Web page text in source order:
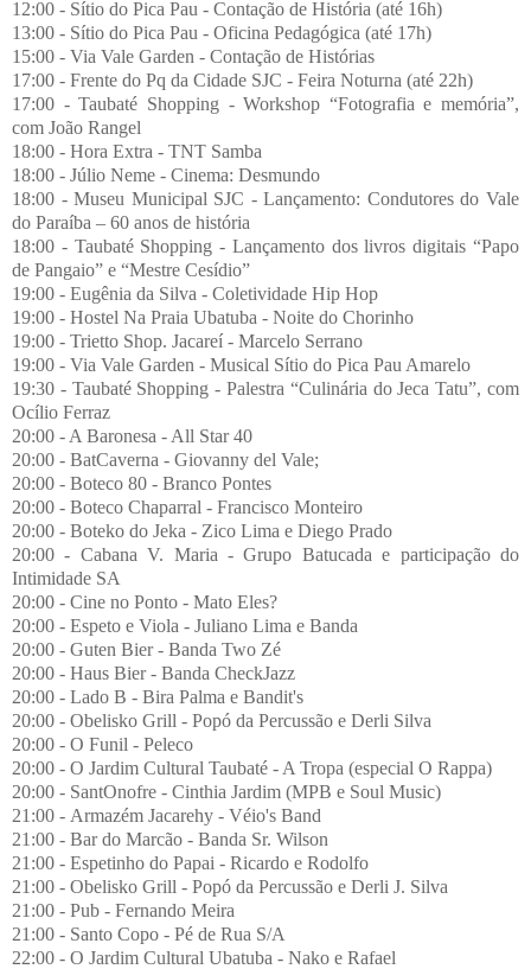
12:00 - Sítio do Pica Pau - Contação de História (até 16h)
13:00 - Sítio do Pica Pau - Oficina Pedagógica (até 17h)
15:00 - Via Vale Garden - Contação de Histórias
17:00 - Frente do Pq da Cidade SJC - Feira Noturna (até 22h)
17:00 - Taubaté Shopping - Workshop “Fotografia e memória”,
com João Rangel
18:00 - Hora Extra - TNT Samba
18:00 - Júlio Neme - Cinema: Desmundo
18:00 - Museu Municipal SJC - Lançamento: Condutores do Vale
do Paraíba – 60 anos de história
18:00 - Taubaté Shopping - Lançamento dos livros digitais “Papo
de Pangaio” e “Mestre Cesídio”
19:00 - Eugênia da Silva - Coletividade Hip Hop
19:00 - Hostel Na Praia Ubatuba - Noite do Chorinho
19:00 - Trietto Shop. Jacareí - Marcelo Serrano
19:00 - Via Vale Garden - Musical Sítio do Pica Pau Amarelo
19:30 - Taubaté Shopping - Palestra “Culinária do Jeca Tatu”, com
Ocílio Ferraz
20:00 - A Baronesa - All Star 40
20:00 - BatCaverna - Giovanny del Vale;
20:00 - Boteco 80 - Branco Pontes
20:00 - Boteco Chaparral - Francisco Monteiro
20:00 - Boteko do Jeka - Zico Lima e Diego Prado
20:00 - Cabana V. Maria - Grupo Batucada e participação do
Intimidade SA
20:00 - Cine no Ponto - Mato Eles?
20:00 - Espeto e Viola - Juliano Lima e Banda
20:00 - Guten Bier - Banda Two Zé
20:00 - Haus Bier - Banda CheckJazz
20:00 - Lado B - Bira Palma e Bandit's
20:00 - Obelisko Grill - Popó da Percussão e Derli Silva
20:00 - O Funil - Peleco
20:00 - O Jardim Cultural Taubaté - A Tropa (especial O Rappa)
20:00 - SantOnofre - Cinthia Jardim (MPB e Soul Music)
21:00 - Armazém Jacarehy - Véio's Band
21:00 - Bar do Marcão - Banda Sr. Wilson
21:00 - Espetinho do Papai - Ricardo e Rodolfo
21:00 - Obelisko Grill - Popó da Percussão e Derli J. Silva
21:00 - Pub - Fernando Meira
21:00 - Santo Copo - Pé de Rua S/A
22:00 - O Jardim Cultural Ubatuba - Nako e Rafael